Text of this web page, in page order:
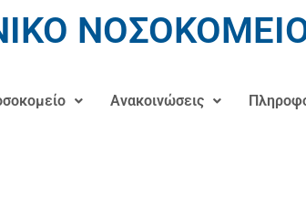
Ανακοινώσεις